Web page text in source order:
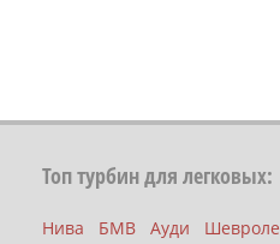
Топ турбин для легковых:
Нива БМВ Ауди Шевроле